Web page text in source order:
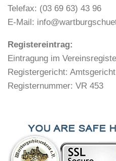
Telefax: (03 69 63) 43 96
E-Mail:
Registereintrag:
Eintragung im
Registergericht:
Registernummer: VR 453